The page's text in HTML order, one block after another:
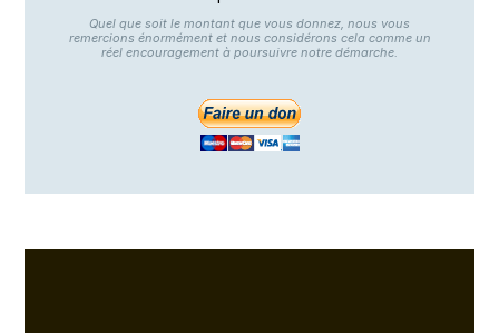
Quel que soit le montant que vous donnez, nous vous
remercions énormément et nous considérons cela comme un
réel encouragement à poursuivre notre démarche.